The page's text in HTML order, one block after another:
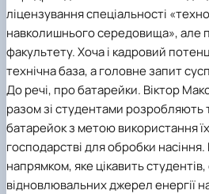
ліцензування спеціальності
навколишнього середовища», але
факультету. Хоча і кадровий
технічна база, а головне запит
До речі, про батарейки. Віктор
разом зі студентами розробляють
батарейок з метою використання
господарстві для обробки
напрямком, яке цікавить
відновлювальних джерел енергії